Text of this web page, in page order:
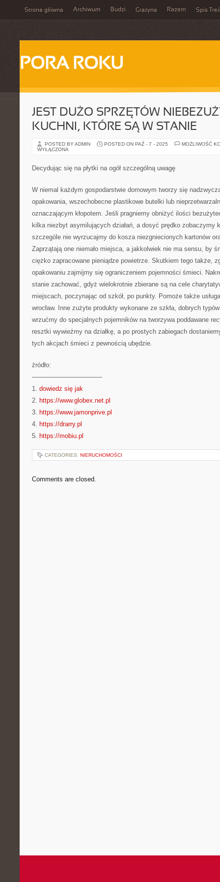
Strona główna Archiwum Budzi Grażyna Razem Spis
PORA ROKU
JEST DUŻO SPRZĘTÓW
KUCHNI, KTÓRE SĄ W STANIE
POSTED BY ADMIN POSTED ON PAŹ - 7 - 2025
MOŻLIWOŚĆ
WYŁĄCZONA
Decydując się na płytki na ogół szczególną uwagę
W niemal każdym gospodarstwie domowym tworzy się
opakowania, wszechobecne plastikowe butelki lub
oznaczającym kłopotem. Jeśli pragniemy obniżyć ilości
kilka niezbyt asymilujących działań, a dosyć prędko zobaczymy
szczególe nie wyrzucajmy do kosza niezgniecionych kartonów
Zaprzątają one niemało miejsca, a jakkolwiek nie ma sensu, by
ciężko zapracowane pieniądze powietrze. Skutkiem tego także,
opakowaniu zajmijmy się ograniczeniem pojemności śmieci.
stanie zachować, gdyż wielokrotnie zbierane są na cele
miejscach, poczynając od szkół, po punkty. Pomoże także
wrocław. Inne zużyte produkty wykonane ze szkła, dobrych
wrzućmy do specjalnych pojemników na tworzywa poddawane
resztki wywieźmy na działkę, a po prostych zabiegach
tych akcjach śmieci z pewnością ubędzie.
źródło:
———————————
1. dowiedz się jak
2. https://www.globex.net.pl
3. https://www.jamonprive.pl
4. https://drarry.pl
5. https://mobiu.pl
CATEGORIES: NIERUCHOMOŚCI
Comments are closed.